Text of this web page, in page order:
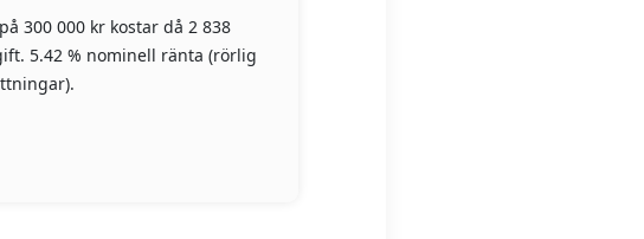
300 000 kr kostar då 2 838
5.42 % nominell ränta (rörlig